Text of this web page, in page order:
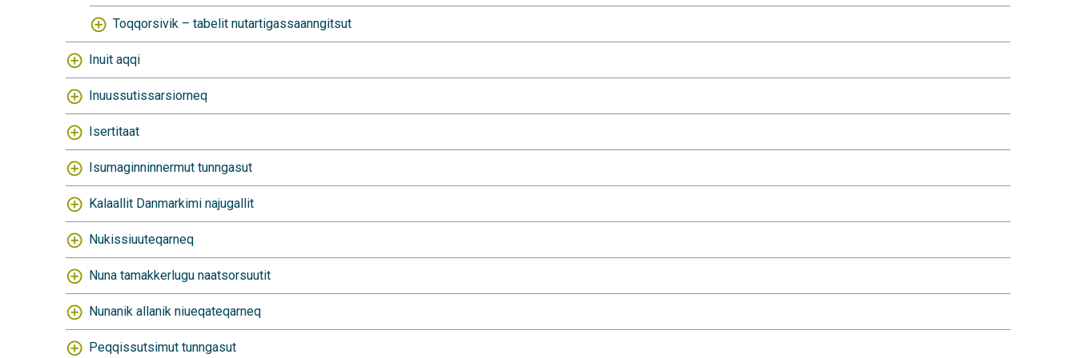
Toqqorsivik – tabelit nutartigassaanngitsut
Inuit aqqi
Inuussutissarsiorneq
Isertitaat
Isumaginninnermut tunngasut
Kalaallit Danmarkimi najugallit
Nukissiuuteqarneq
Nuna tamakkerlugu naatsorsuutit
Nunanik allanik niueqateqarneq
Peqqissutsimut tunngasut